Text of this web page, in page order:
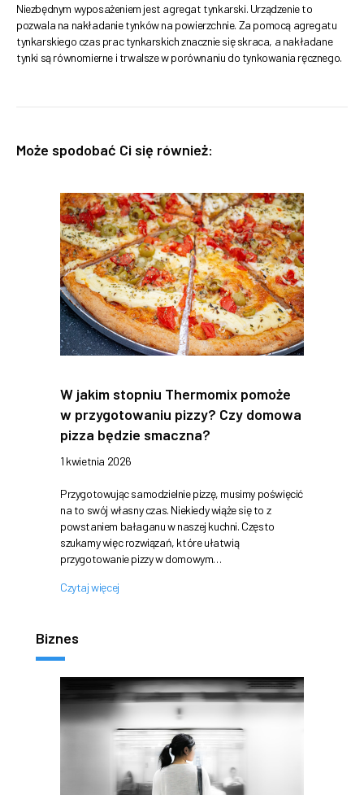
Niezbędnym wyposażeniem jest agregat tynkarski. Urządzenie to
pozwala na nakładanie tynków na powierzchnie. Za pomocą agregatu
tynkarskiego czas prac tynkarskich znacznie się skraca, a nakładane
tynki są równomierne i trwalsze w porównaniu do tynkowania ręcznego.
Może spodobać Ci się również:
W jakim stopniu Thermomix pomoże
w przygotowaniu pizzy? Czy domowa
pizza będzie smaczna?
1 kwietnia 2026
Przygotowując samodzielnie pizzę, musimy poświęcić
na to swój własny czas. Niekiedy wiąże się to z
powstaniem bałaganu w naszej kuchni. Często
szukamy więc rozwiązań, które ułatwią
przygotowanie pizzy w domowym…
Czytaj więcej
Biznes